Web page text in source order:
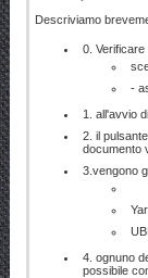
Descriviamo
0.
-
1. all'avvio
2. il
documento
3.vengono
4. ognuno
possibile